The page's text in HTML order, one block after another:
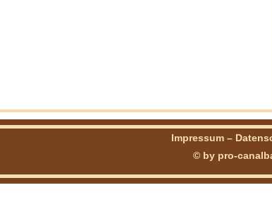
Impressum–
© by pro-